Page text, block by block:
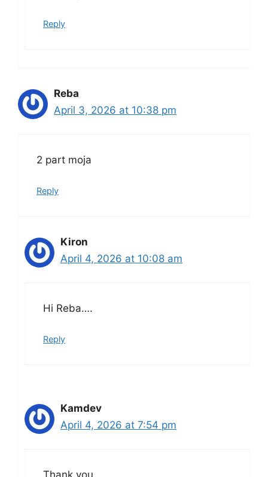
Reply
Reba
April 3, 2026 at 10:38 pm
2 part moja
Reply
Kiron
April 4, 2026 at 10:08 am
Hi Reba….
Reply
Kamdev
April 4, 2026 at 7:54 pm